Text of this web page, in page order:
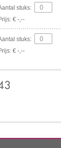
stuks:
€ -,--
stuks:
€ -,--